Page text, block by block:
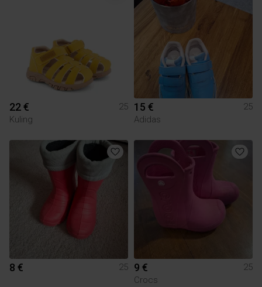
22 €
25
Kuling
15 €
25
Adidas
8 € 25 9 €
25
Crocs